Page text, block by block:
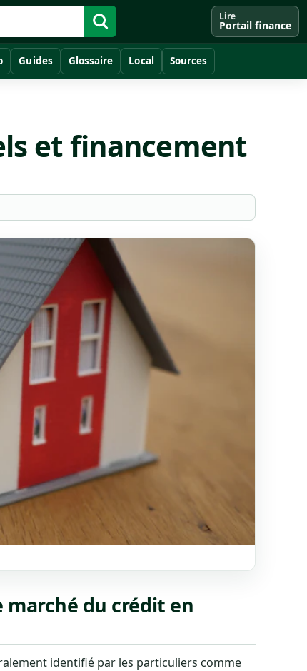
Lire
Portail finance
Guides Glossaire Local Sources
et financement
du crédit en
identifié par les particuliers comme